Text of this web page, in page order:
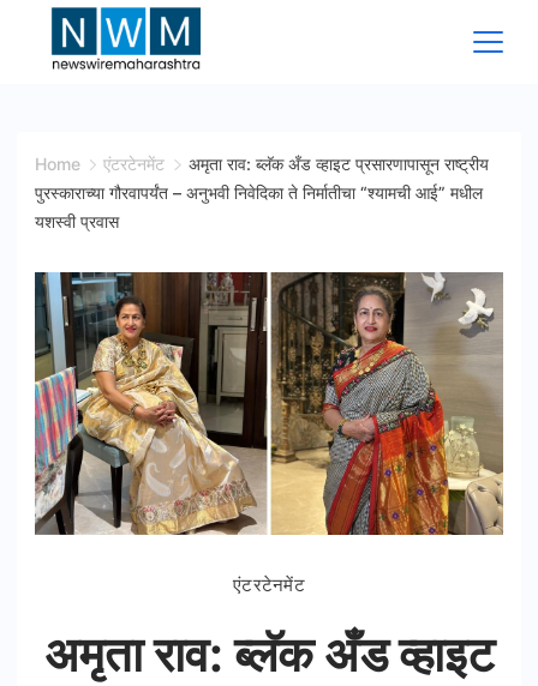
Wire
Maharashtra
Home एंटरटेनमेंट
अमृता राव: ब्लॅक अँड व्हाइट प्रसारणापासून राष्ट्रीय
पुरस्काराच्या गौरवापर्यंत – अनुभवी निवेदिका ते निर्मातीचा “श्यामची आई” मधील
यशस्वी प्रवास
एंटरटेनमेंट
अमृता राव: ब्लॅक अँड व्हाइट